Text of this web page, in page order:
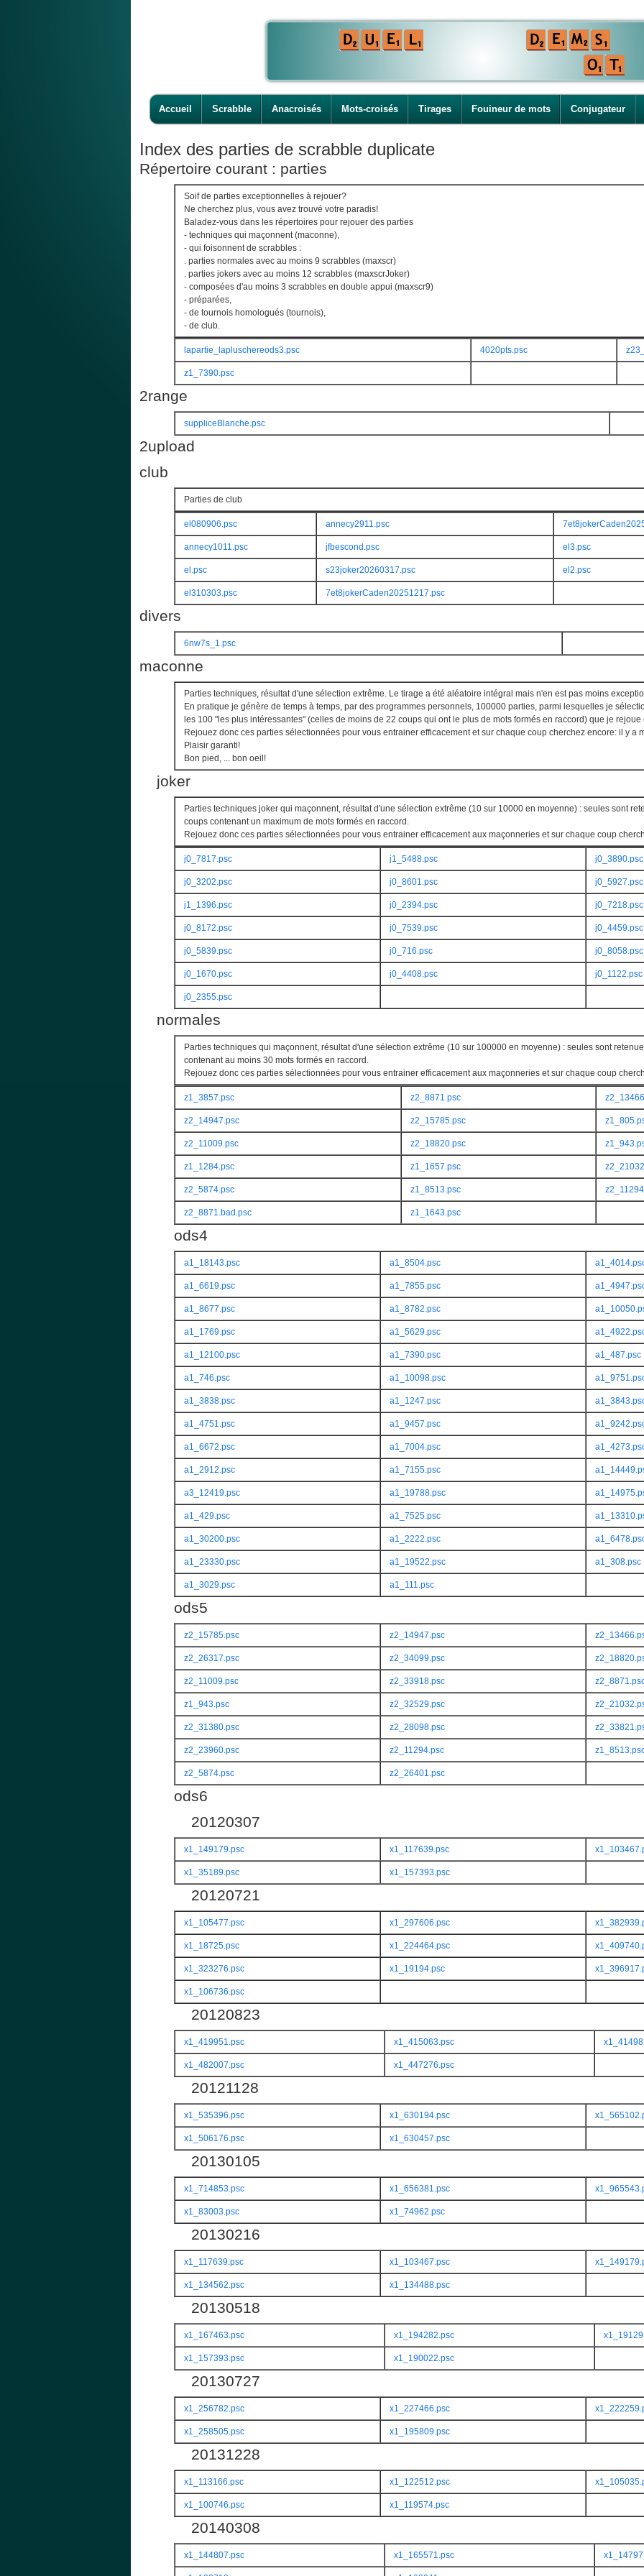
Accueil Scrabble Anacroisés Mots-croisés Tirages Fouineur de mots Conjugateur
Index des parties de scrabble duplicate
Répertoire courant : parties
Soif de parties exceptionnelles à rejouer?
Ne cherchez plus, vous avez trouvé votre paradis!
Baladez-vous dans les répertoires pour rejouer des parties
- techniques qui maçonnent (maconne),
- qui foisonnent de scrabbles :
. parties normales avec au moins 9 scrabbles (maxscr)
. parties jokers avec au moins 12 scrabbles (maxscrJoker)
- composées d'au moins 3 scrabbles en double appui (maxscr9)
- préparées,
- de tournois homologués (tournois),
- de club.
lapartie_lapluschereods3.psc 4020pts.psc
z1_7390.psc
2range
suppliceBlanche.psc
2upload
club
Parties de club
el080906.psc annecy2911.psc
annecy1011.psc jfbescond.psc el3.psc
el.psc s23joker20260317.psc el2.psc
el310303.psc 7et8jokerCaden20251217.psc
divers
6nw7s_1.psc
maconne
Parties techniques, résultat d'une sélection extrême. Le tirage a été aléatoire intégral mais n'en est pas moins
En pratique je génère de temps à temps, par des programmes personnels, 100000 parties, parmi lesquelles je
les 100 "les plus intéressantes" (celles de moins de 22 coups qui ont le plus de mots formés en raccord) que je rejoue
Rejouez donc ces parties sélectionnées pour vous entrainer efficacement et sur chaque coup cherchez encore: il y a
Plaisir garanti!
Bon pied, ... bon oeil!
joker
Parties techniques joker qui maçonnent, résultat d'une sélection extrême (10 sur 10000 en moyenne) : seules sont
coups contenant un maximum de mots formés en raccord.
Rejouez donc ces parties sélectionnées pour vous entrainer efficacement aux maçonneries et sur chaque coup
j0_7817.psc j1_5488.psc j0_3890.psc
j0_3202.psc j0_8601.psc j0_5927.psc
j1_1396.psc j0_2394.psc j0_7218.psc
j0_8172.psc j0_7539.psc j0_4459.psc
j0_5839.psc j0_716.psc j0_8058.psc
j0_1670.psc j0_4408.psc j0_1122.psc
j0_2355.psc
normales
Parties techniques qui maçonnent, résultat d'une sélection extrême (10 sur 100000 en moyenne) : seules sont
contenant au moins 30 mots formés en raccord.
Rejouez donc ces parties sélectionnées pour vous entrainer efficacement aux maçonneries et sur chaque coup
z1_3857.psc z2_8871.psc
z2_14947.psc z2_15785.psc
z2_11009.psc z2_18820.psc
z1_1284.psc z1_1657.psc
z2_5874.psc z1_8513.psc
z2_8871.bad.psc z1_1643.psc
ods4
a1_18143.psc a1_8504.psc
a1_6619.psc a1_7855.psc
a1_8677.psc a1_8782.psc
a1_1769.psc a1_5629.psc
a1_12100.psc a1_7390.psc a1_487.psc
a1_746.psc a1_10098.psc
a1_3838.psc a1_1247.psc
a1_4751.psc a1_9457.psc
a1_6672.psc a1_7004.psc
a1_2912.psc a1_7155.psc
a3_12419.psc a1_19788.psc
a1_429.psc a1_7525.psc
a1_30200.psc a1_2222.psc
a1_23330.psc a1_19522.psc a1_308.psc
a1_3029.psc a1_111.psc
ods5
z2_15785.psc z2_14947.psc
z2_26317.psc z2_34099.psc
z2_11009.psc z2_33918.psc
z1_943.psc z2_32529.psc
z2_31380.psc z2_28098.psc
z2_23960.psc z2_11294.psc
z2_5874.psc z2_26401.psc
ods6
20120307
x1_149179.psc x1_117639.psc
x1_35189.psc x1_157393.psc
20120721
x1_105477.psc x1_297606.psc
x1_18725.psc x1_224464.psc
x1_323276.psc x1_19194.psc
x1_106736.psc
20120823
x1_419951.psc x1_415063.psc
x1_482007.psc x1_447276.psc
20121128
x1_535396.psc x1_630194.psc
x1_506176.psc x1_630457.psc
20130105
x1_714853.psc x1_656381.psc
x1_83003.psc x1_74962.psc
20130216
x1_117639.psc x1_103467.psc
x1_134562.psc x1_134488.psc
20130518
x1_167463.psc x1_194282.psc
x1_157393.psc x1_190022.psc
20130727
x1_256782.psc x1_227466.psc
x1_258505.psc x1_195809.psc
20131228
x1_113166.psc x1_122512.psc
x1_100746.psc x1_119574.psc
20140308
x1_144807.psc x1_165571.psc